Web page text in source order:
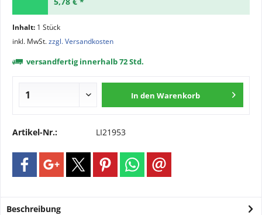
Inhalt: 1 Stück
inkl. MwSt.zzgl. Versandkosten
versandfertig innerhalb 72 Std.
In den Warenkorb
Artikel-Nr.: LI21953
Beschreibung